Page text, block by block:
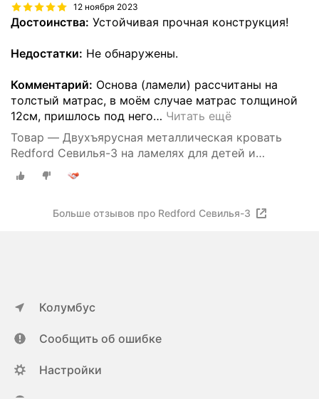
12 ноября 2023
Достоинства: Устойчивая прочная конструкция!
Недостатки: Не обнаружены.
Комментарий: Основа (ламели) рассчитаны на
толстый матрас, в моём случае матрас толщиной
12см, пришлось под него… Читать ещё
Товар — Двухъярусная металлическая кровать
Redford Севилья-3 на ламелях для детей и
взрослых
Больше отзывов про Redford Севилья-3
Колумбус
Сообщить об ошибке
Настройки